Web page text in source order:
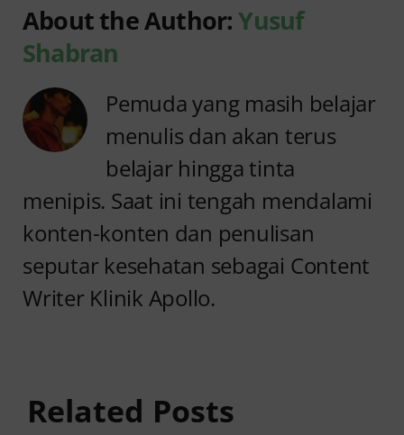
About the Author:Yusuf
Shabran
Pemuda yang masih belajar
menulis dan akan terus
belajar hingga tinta
menipis. Saat ini tengah mendalami
konten-konten dan penulisan
seputar kesehatan sebagai Content
Writer Klinik Apollo.
Related Posts
Darah: